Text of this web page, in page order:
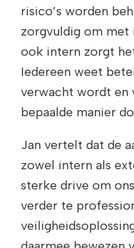
risico’s worden
zorgvuldig om met
ook intern zorgt
Iedereen weet
verwacht wordt en
bepaalde manier
Jan vertelt dat de
zowel intern als
sterke drive om
verder te